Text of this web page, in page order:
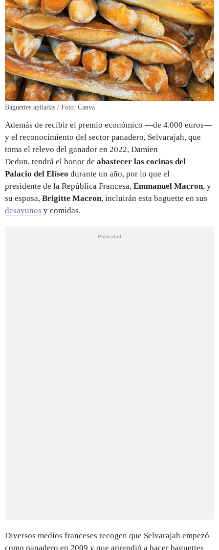
Baguettes apiladas / Foto: Canva
Además de recibir el premio económico —de 4.000 euros—
y el reconocimiento del sector panadero, Selvarajah, que
toma el relevo del ganador en 2022, Damien
Dedun, tendrá el honor de abastecer las cocinas del
Palacio del Elíseo durante un año, por lo que el
presidente de la República Francesa, Emmanuel Macron, y
su esposa, Brigitte Macron, incluirán esta baguette en sus
desayunos y comidas.
Diversos medios franceses recogen que Selvarajah empezó
como panadero en 2009 y que aprendió a hacer baguettes